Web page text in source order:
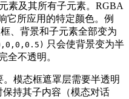
素及其所有子元素。RGBA
它所应用的特定颜色。例
、背景和子元素全部变为
只会使背景变为半
全不透明。
模态框遮罩层需要半透明
保持其子内容（模态对话